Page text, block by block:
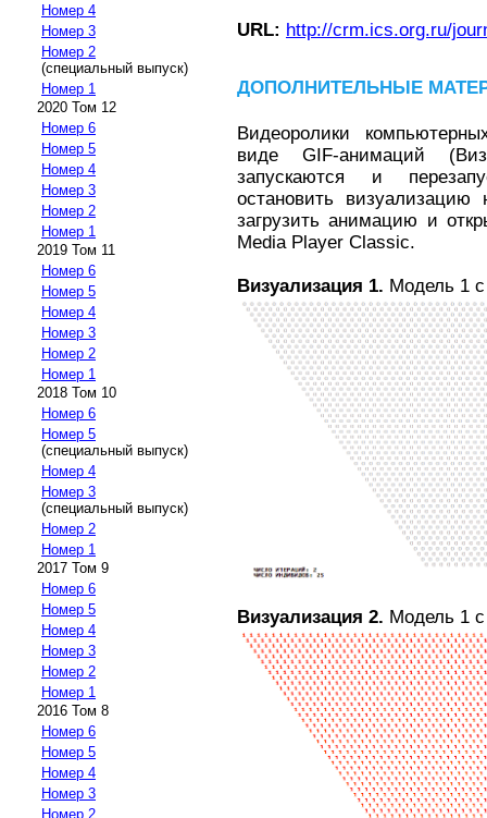
Номер 4
Номер 3
Номер 2
(специальный выпуск)
Номер 1
2020 Том 12
Номер 6
Номер 5
Номер 4
Номер 3
Номер 2
Номер 1
2019 Том 11
Номер 6
Номер 5
Номер 4
Номер 3
Номер 2
Номер 1
2018 Том 10
Номер 6
Номер 5
(специальный выпуск)
Номер 4
Номер 3
(специальный выпуск)
Номер 2
Номер 1
2017 Том 9
Номер 6
Номер 5
Номер 4
Номер 3
Номер 2
Номер 1
2016 Том 8
Номер 6
Номер 5
Номер 4
Номер 3
Номер 2
URL: http://crm.ics.org.ru/
ДОПОЛНИТЕЛЬНЫЕ
Видеоролики
виде GIF-анимаций
запускаются и
остановить
загрузить анимацию и
Media Player Classic.
Визуализация 1. Модель 1
Визуализация 2. Модель 1 с